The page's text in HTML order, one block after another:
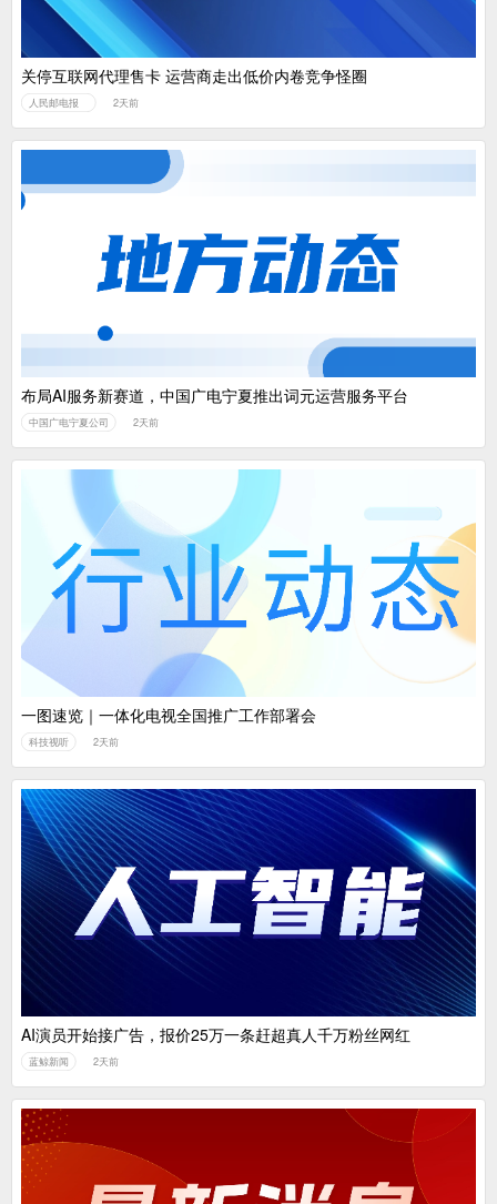
关停互联网代理售卡 运营商走出低价内卷竞争怪圈
人民邮电报 2天前
布局AI服务新赛道，中国广电宁夏推出词元运营服务平台
中国广电宁夏公司 2天前
一图速览｜一体化电视全国推广工作部署会
科技视听 2天前
AI演员开始接广告，报价25万一条赶超真人千万粉丝网红
蓝鲸新闻 2天前